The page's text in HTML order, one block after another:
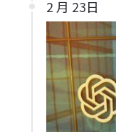
2 月 23日